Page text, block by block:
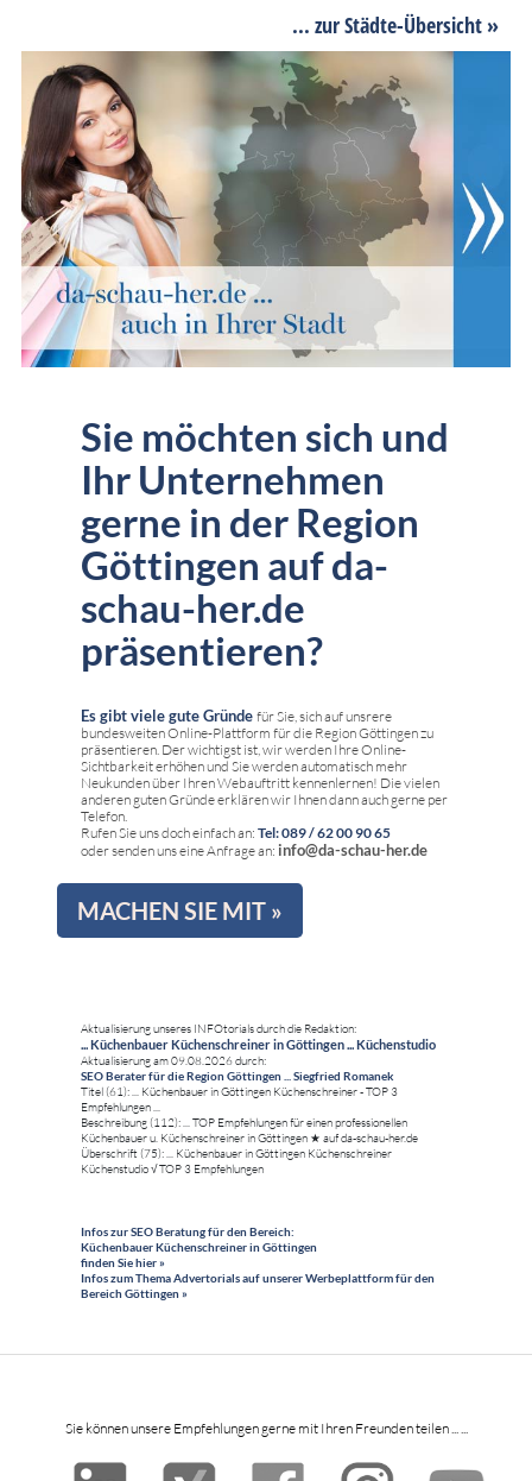
... zur Städte-Übersicht »
Sie möchten sich und
Ihr Unternehmen
gerne in der Region
Göttingen auf da-
schau-her.de
präsentieren?
Es gibt viele gute Gründe für Sie, sich auf unsrere
bundesweiten Online-Plattform für die Region Göttingen zu
präsentieren. Der wichtigst ist, wir werden Ihre Online-
Sichtbarkeit erhöhen und Sie werden automatisch mehr
Neukunden über Ihren Webauftritt kennenlernen! Die vielen
anderen guten Gründe erklären wir Ihnen dann auch gerne per
Telefon.
Rufen Sie uns doch einfach an: Tel: 089 / 62 00 90 65
oder senden uns eine Anfrage an: info@da-schau-her.de
MACHEN SIE MIT »
Aktualisierung unseres INFOtorials durch die Redaktion:
... Küchenbauer Küchenschreiner in Göttingen ... Küchenstudio
Aktualisierung am 09.08.2026 durch:
SEO Berater für die Region Göttingen ... Siegfried Romanek
Titel (61): ... Küchenbauer in Göttingen Küchenschreiner - TOP 3
Empfehlungen ...
Beschreibung (112): ... TOP Empfehlungen für einen professionellen
Küchenbauer u. Küchenschreiner in Göttingen ★ auf da-schau-her.de
Überschrift (75): ... Küchenbauer in Göttingen Küchenschreiner
Küchenstudio √ TOP 3 Empfehlungen
Infos zur SEO Beratung für den Bereich:
Küchenbauer Küchenschreiner in Göttingen
finden Sie hier »
Infos zum Thema Advertorials auf unserer Werbeplattform für den
Bereich Göttingen »
Sie können unsere Empfehlungen gerne mit Ihren Freunden teilen ... ...